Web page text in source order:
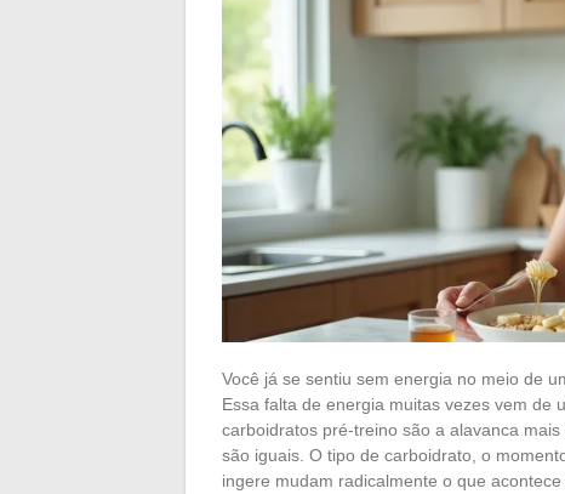
Você já se sentiu sem energia no meio de
Essa falta de energia muitas vezes vem de
carboidratos pré-treino são a alavanca
são iguais. O tipo de carboidrato, o
ingere mudam radicalmente o que